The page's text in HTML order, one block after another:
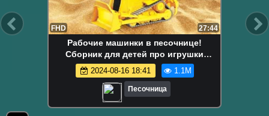
FHD 13:58
Маша Капуки Кануки и игрушки в
песочнице — Развивающее видео для
самых маленьких
2024-08-16 18:41 1.1M
Песочница